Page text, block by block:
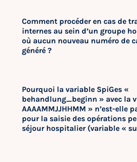
Comment procéder en cas de
internes au sein d’un groupe
où aucun nouveau numéro de
généré ?
Pourquoi la variable SpiGes «
behandlung_beginn » avec la
AAAAMMJJHHMM » n’est-elle
pour la saisie des opérations
séjour hospitalier (variable «